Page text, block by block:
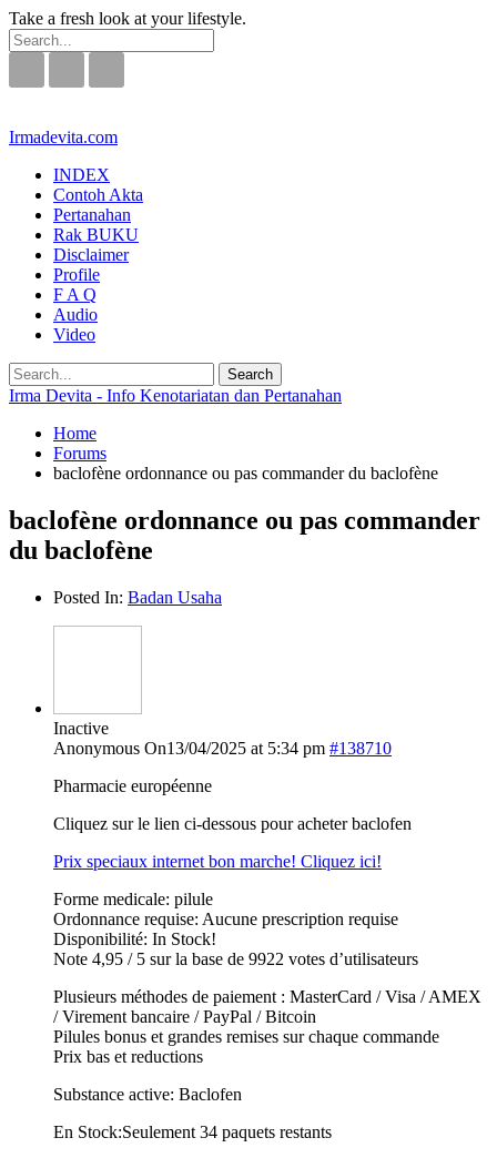
Take a fresh look at your lifestyle.
Irmadevita.com
INDEX
Contoh Akta
Pertanahan
Rak BUKU
Disclaimer
Profile
F A Q
Audio
Video
Irma Devita - Info Kenotariatan dan Pertanahan
Home
Forums
baclofène ordonnance ou pas commander du baclofène
baclofène ordonnance ou pas commander
du baclofène
Posted In: Badan Usaha
Inactive
Anonymous On13/04/2025 at 5:34 pm #138710
Pharmacie européenne
Cliquez sur le lien ci-dessous pour acheter baclofen
Prix speciaux internet bon marche! Cliquez ici!
Forme medicale: pilule
Ordonnance requise: Aucune prescription requise
Disponibilité: In Stock!
Note 4,95 / 5 sur la base de 9922 votes d’utilisateurs
Plusieurs méthodes de paiement : MasterCard / Visa / AMEX
/ Virement bancaire / PayPal / Bitcoin
Pilules bonus et grandes remises sur chaque commande
Prix bas et reductions
Substance active: Baclofen
En Stock:Seulement 34 paquets restants